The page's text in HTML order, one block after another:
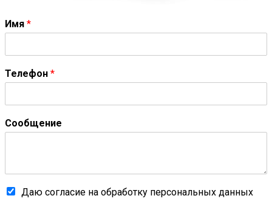
Имя *
Телефон *
Сообщение
Даю согласие на обработку персональных данных